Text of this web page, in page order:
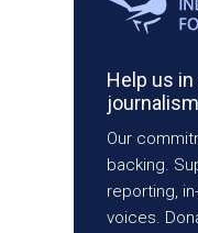
Help us
Our
backing.
reporting,
voices.